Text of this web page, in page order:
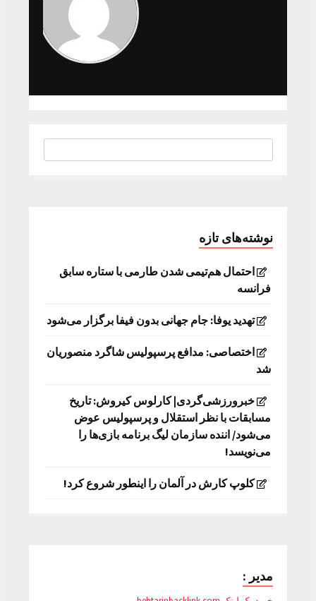
نوشته‌های تازه
احتمال هم‌تیمی شدن طارمی با ستاره سابق
فرانسه
تهدید یوفا: جام جهانی بدون فیفا برگزار می‌شود
اختصاصی: مدافع پرسپولیس شاگرد منصوریان
شد
خبرورزشی‌گردی| کارلوس کیروش: تاریخ
مسابقات با نظر استقلال و پرسپولیس عوض
می‌شود/ اننده سازمان لیگ برنامه بازی‌ها را
می‌نویسد!
کلوپ کارش در آلمان را اینطور شروع کرد!
مدیر :